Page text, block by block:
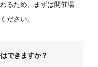
るため、まずは開催場
ださい。
できますか？